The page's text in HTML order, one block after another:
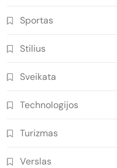
Sportas
Stilius
Sveikata
Technologijos
Turizmas
Verslas